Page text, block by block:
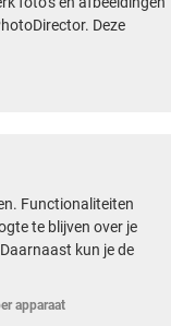
Deze
Functionaliteiten
te blijven over je
kun je de
apparaat